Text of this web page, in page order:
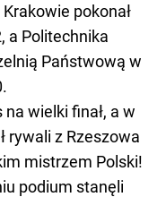
pokonał
a Politechnika
Państwową w
wielki finał, a w
rywali z Rzeszowa
mistrzem Polski!
podium stanęli